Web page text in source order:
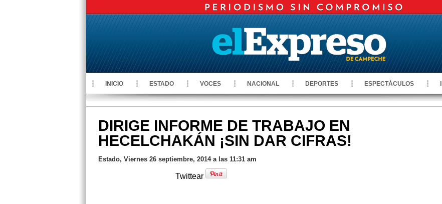
INICIO ESTADO VOCES NACIONAL DEPORTES ESPECTÁCULOS
DIRIGE INFORME DE TRABAJO EN
HECELCHAKÁN ¡SIN DAR CIFRAS!
Estado, Viernes 26 septiembre, 2014 a las 11:31 am
Twittear